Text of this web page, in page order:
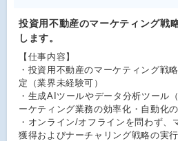
投資用不動産のマーケティング戦
します。
【仕事内容】
・投資用不動産のマーケティング戦
定（業界未経験可）
・生成AIツールやデータ分析ツール
ーケティング業務の効率化・自動化
・オンライン/オフラインを問わず、
獲得およびナーチャリング戦略の実行